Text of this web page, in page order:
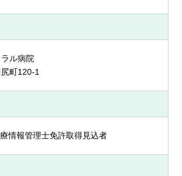
ル病院
尻町120-1
情報管理士免許取得見込者